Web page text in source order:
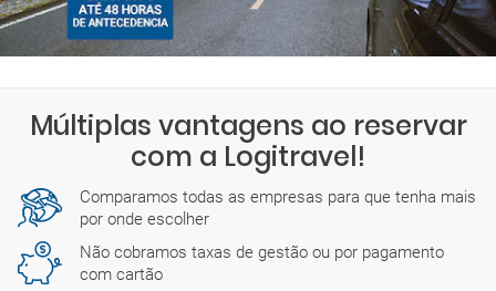
Múltiplas vantagens ao reservar
com a Logitravel!
Comparamos todas as empresas para que tenha mais
por onde escolher
Não cobramos taxas de gestão ou por pagamento
com cartão